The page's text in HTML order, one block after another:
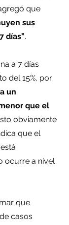
que
sus
días”.
a 7 días
del 15%, por
un
que el
obviamente
que el
ocurre a nivel
que
casos